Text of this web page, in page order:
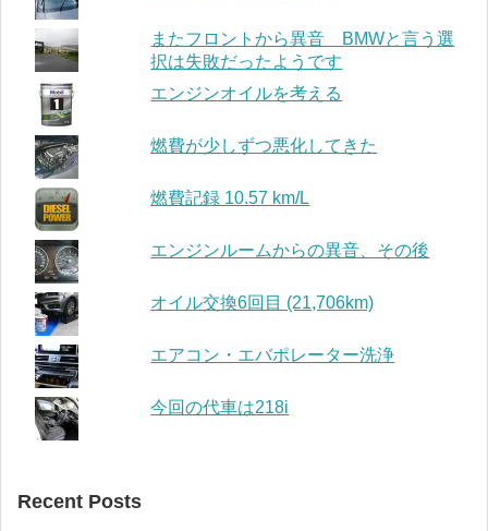
またフロントから異音 BMWと言う選
択は失敗だったようです
エンジンオイルを考える
燃費が少しずつ悪化してきた
燃費記録 10.57 km/L
エンジンルームからの異音、その後
オイル交換6回目 (21,706km)
エアコン・エバポレーター洗浄
今回の代車は218i
Recent Posts